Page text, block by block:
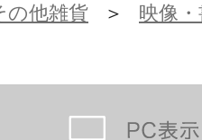
の他雑貨 ＞ 映像